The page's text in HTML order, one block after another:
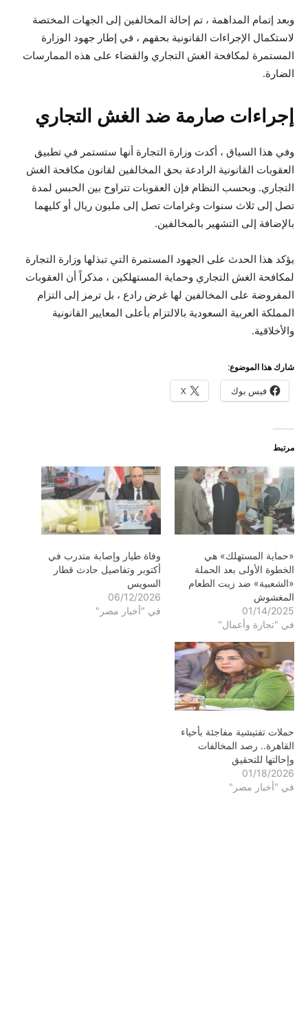
وبعد إتمام المداهمة ، تم إحالة المخالفين إلى الجهات المختصة
لاستكمال الإجراءات القانونية بحقهم ، في إطار جهود الوزارة
المستمرة لمكافحة الغش التجاري والقضاء على هذه الممارسات
الضارة.
إجراءات صارمة ضد الغش التجاري
وفي هذا السياق ، أكدت وزارة التجارة أنها ستستمر في تطبيق
العقوبات القانونية الرادعة بحق المخالفين لقانون مكافحة الغش
التجاري. وبحسب النظام فإن العقوبات تتراوح بين الحبس لمدة
تصل إلى ثلاث سنوات وغرامات تصل إلى مليون ريال أو كليهما
بالإضافة إلى التشهير بالمخالفين.
يؤكد هذا الحدث على الجهود المستمرة التي تبذلها وزارة التجارة
لمكافحة الغش التجاري وحماية المستهلكين ، مذكراً أن العقوبات
المفروضة على المخالفين لها غرض رادع ، بل ترمز إلى التزام
المملكة العربية السعودية بالالتزام بأعلى المعايير القانونية
والأخلاقية.
شارك هذا الموضوع:
فيس بوك X
مرتبط
«حماية المستهلك» هي
الخطوة الأولى بعد الحملة
«الشعبية» ضد زيت الطعام
المغشوش
01/14/2025
في "تجارة وأعمال"
وفاة طيار وإصابة متدرب في
أكتوبر وتفاصيل حادث قطار
السويس
06/12/2026
في "أخبار مصر"
حملات تفتيشية مفاجئة بأحياء
القاهرة.. رصد المخالفات
وإحالتها للتحقيق
01/18/2026
في "أخبار مصر"